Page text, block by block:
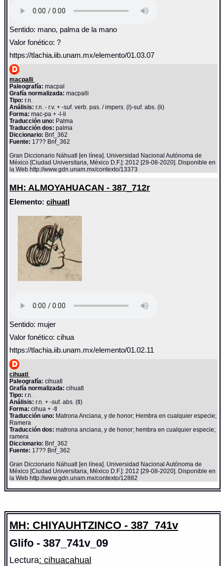
Sentido: mano, palma de la mano
Valor fonético: ?
https://tlachia.iib.unam.mx/elemento/01.03.07
macpalli
Paleografía: macpal
Grafía normalizada: macpalli
Tipo: r.n.
Análisis: r.n. - r.v. + -suf. verb. pas. / impers. (l)-suf. abs. (li)
Forma: mac-pa + -l-li
Traducción uno: Palma
Traducción dos: palma
Diccionario: Bnf_362
Fuente: 17?? Bnf_362
Gran Diccionario Náhuatl [en línea]. Universidad Nacional Autónoma de
México [Ciudad Universitaria, México D.F.]: 2012 [29-08-2020]. Disponible en
la Web http://www.gdn.unam.mx/contexto/13373
MH: ALMOYAHUACAN - 387_712r
Elemento:cihuatl
Sentido: mujer
Valor fonético: cihua
https://tlachia.iib.unam.mx/elemento/01.02.11
cihuatl
Paleografía: cihuatl
Grafía normalizada: cihuatl
Tipo: r.n.
Análisis: r.n. + -suf. abs. (tl)
Forma: cihua + -tl
Traducción uno: Matrona Anciana, y de honor; Hembra en cualquier especie;
Ramera
Traducción dos: matrona anciana, y de honor; hembra en cualquier especie;
ramera
Diccionario: Bnf_362
Fuente: 17?? Bnf_362
Gran Diccionario Náhuatl [en línea]. Universidad Nacional Autónoma de
México [Ciudad Universitaria, México D.F.]: 2012 [29-08-2020]. Disponible en
la Web http://www.gdn.unam.mx/contexto/12882
MH: CHIYAUHTZINCO - 387_741v
Glifo - 387_741v_09
Lectura: cihuacahual